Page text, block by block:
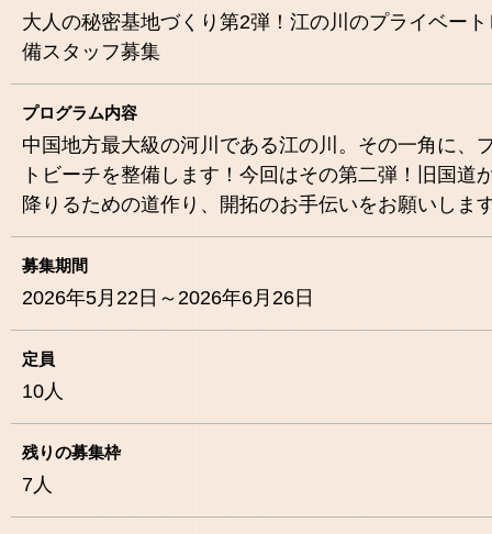
大人の秘密基地づくり第2弾！江の川のプライベー
備スタッフ募集
プログラム内容
中国地方最大級の河川である江の川。その一角に、
トビーチを整備します！今回はその第二弾！旧国道
降りるための道作り、開拓のお手伝いをお願いしま
募集期間
2026年5月22日～2026年6月26日
定員
10 人
残りの募集枠
7 人